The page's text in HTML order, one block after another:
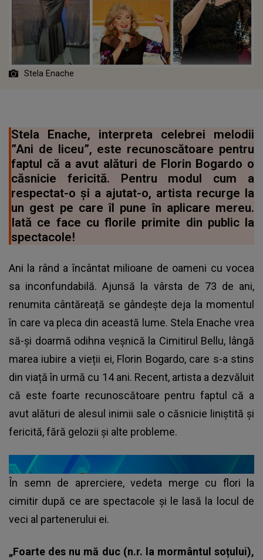
Stela Enache
Stela Enache, interpreta celebrei melodii
”Ani de liceu”, este recunoscătoare pentru
faptul că a avut alături de Florin Bogardo o
căsnicie fericită. Pentru modul cum a
respectat-o și a ajutat-o, artista recurge la
un gest pe care îl pune în aplicare mereu.
Iată ce face cu florile primite din public la
spectacole!
Ani la rând a încântat milioane de oameni cu vocea
sa inconfundabilă. Ajunsă la vârsta de 73 de ani,
renumita cântăreață se gândește deja la momentul
în care va pleca din această lume. Stela Enache vrea
să-și doarmă odihna veșnică la Cimitirul Bellu, lângă
marea iubire a vieții ei, Florin Bogardo, care s-a stins
din viață în urmă cu 14 ani. Recent, artista a dezvăluit
că este foarte recunoscătoare pentru faptul că a
avut alături de alesul inimii sale o căsnicie liniștită și
fericită, fără gelozii și alte probleme.
În semn de aprerciere, vedeta merge cu flori la
cimitir după ce are spectacole și le lasă la locul de
veci al partenerului ei.
„Foarte des nu mă duc (n.r. la mormântul soțului),